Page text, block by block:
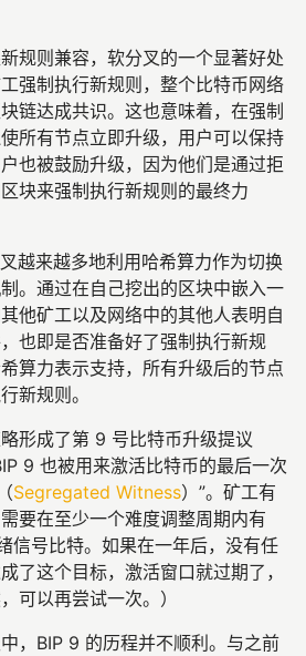
规则兼容，软分叉的一个显著好处
强制执行新规则，整个比特币网络
链达成共识。这也意味着，在强制
所有节点立即升级，用户可以保持
也被鼓励升级，因为他们是通过拒
块来强制执行新规则的最终力
越来越多地利用哈希算力作为切换
。通过在自己挖出的区块中嵌入一
他矿工以及网络中的其他人表明自
也即是否准备好了强制执行新规
算力表示支持，所有升级后的节点
新规则。
形成了第 9 号比特币升级提议
9 也被用来激活比特币的最后一次
Segregated Witness）”。矿工有
要在至少一个难度调整周期内有
信号比特。如果在一年后，没有任
了这个目标，激活窗口就过期了，
可以再尝试一次。）
，BIP 9 的历程并不顺利。与之前